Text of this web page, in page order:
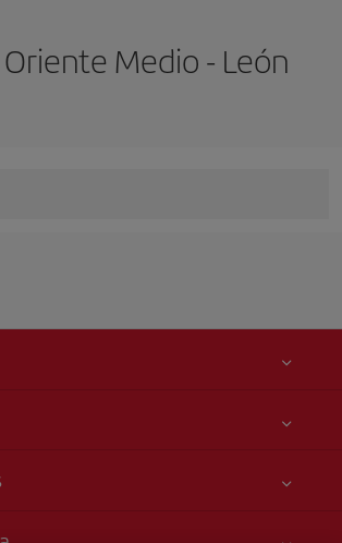
Medio - León